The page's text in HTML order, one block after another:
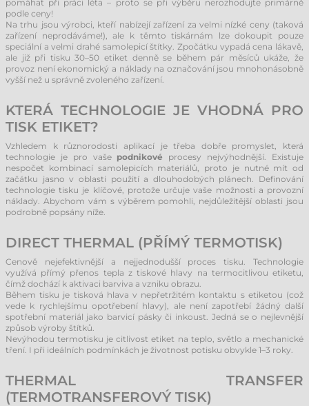
pomáhat při práci léta – proto se při výběru nerozhodujte primárně
podle ceny!
Na trhu jsou výrobci, kteří nabízejí zařízení za velmi nízké ceny (taková
zařízení neprodáváme!), ale k těmto tiskárnám lze dokoupit pouze
speciální a velmi drahé samolepicí štítky. Zpočátku vypadá cena lákavě,
ale již při tisku 30–50 etiket denně se během pár měsíců ukáže, že
provoz není ekonomický a náklady na označování jsou mnohonásobně
vyšší než u správně zvoleného zařízení.
KTERÁ TECHNOLOGIE JE VHODNÁ PRO
TISK ETIKET?
Vzhledem k různorodosti aplikací je třeba dobře promyslet, která
technologie je pro vaše podnikové procesy nejvýhodnější. Existuje
nespočet kombinací samolepicích materiálů, proto je nutné mít od
začátku jasno v oblasti použití a dlouhodobých plánech. Definování
technologie tisku je klíčové, protože určuje vaše možnosti a provozní
náklady. Abychom vám s výběrem pomohli, nejdůležitější oblasti jsou
podrobně popsány níže.
DIRECT THERMAL (PŘÍMÝ TERMOTISK)
Cenově nejefektivnější a nejjednodušší proces tisku. Technologie
využívá přímý přenos tepla z tiskové hlavy na termocitlivou etiketu,
čímž dochází k aktivaci barviva a vzniku obrazu.
Během tisku je tisková hlava v nepřetržitém kontaktu s etiketou (což
vede k rychlejšímu opotřebení hlavy), ale není zapotřebí žádný další
spotřební materiál jako barvicí pásky či inkoust. Jedná se o nejlevnější
způsob výroby štítků.
Nevýhodou termotisku je citlivost etiket na teplo, světlo a mechanické
tření. I při ideálních podmínkách je životnost potisku obvykle 1–3 roky.
THERMAL TRANSFER
(TERMOTRANSFEROVÝ TISK)